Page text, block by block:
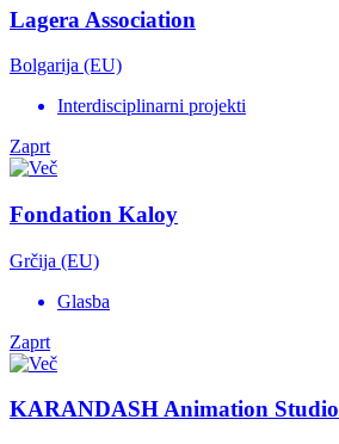
Lagera Association
Bolgarija (EU)
Interdisciplinarni projekti
Zaprt
Fondation Kaloy
Grčija (EU)
Glasba
Zaprt
KARANDASH Animation Studio